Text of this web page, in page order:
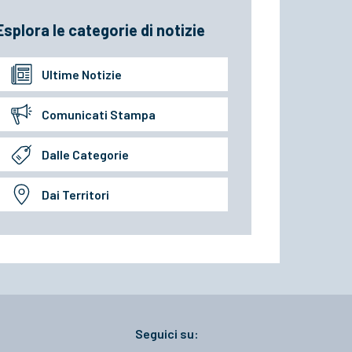
le categorie di notizie
Ultime Notizie
Comunicati Stampa
Dalle Categorie
Dai Territori
Seguici su: